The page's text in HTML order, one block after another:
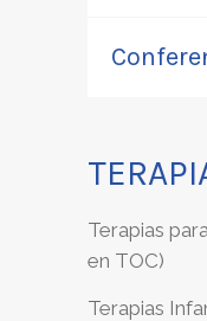
Terapias
en TOC)
Terapias